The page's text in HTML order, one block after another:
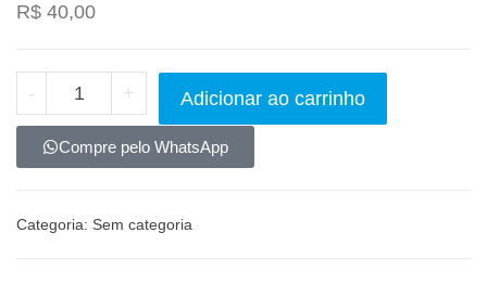
R$ 40,00
- + Adicionar ao carrinho
Compre pelo WhatsApp
Categoria: Sem categoria